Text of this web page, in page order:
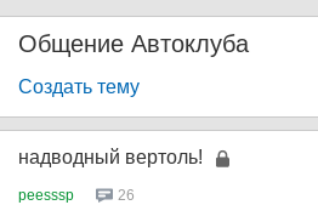
Общение Автоклуба
Создать тему
надводный вертоль!
peesssp 26